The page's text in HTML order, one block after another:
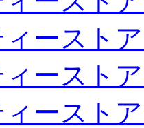
ースト
ースト
ースト